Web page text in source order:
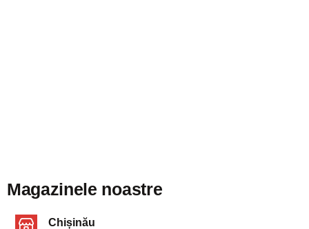
Magazinele noastre
Chișinău